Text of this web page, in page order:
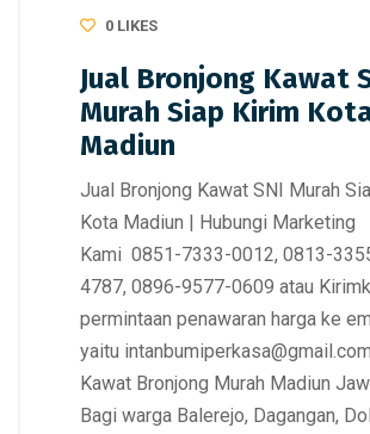
0 LIKES
Jual Bronjong Kawat
Murah Siap Kirim
Madiun
Jual Bronjong Kawat SNI Murah
Kota Madiun | Hubungi Marketing
Kami 0851-7333-0012, 0813-
4787, 0896-9577-0609 atau
permintaan penawaran harga ke
yaitu
Kawat Bronjong Murah Madiun
Bagi warga Balerejo, Dagangan,